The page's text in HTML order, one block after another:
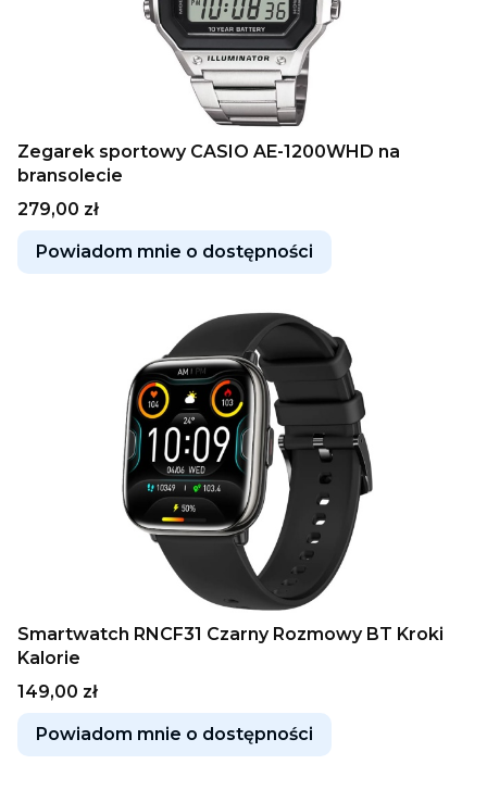
Zegarek sportowy CASIO AE-1200WHD na
bransolecie
Cena
279,00 zł
Powiadom mnie o dostępności
Smartwatch RNCF31 Czarny Rozmowy BT Kroki
Kalorie
Cena
149,00 zł
Powiadom mnie o dostępności